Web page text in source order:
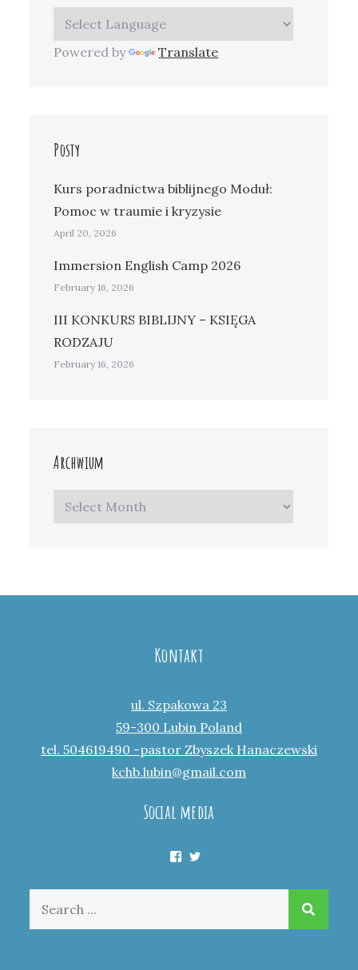
Powered by Translate
Posty
Kurs poradnictwa biblijnego Moduł:
Pomoc w traumie i kryzysie
April 20, 2026
Immersion English Camp 2026
February 16, 2026
III KONKURS BIBLIJNY – KSIĘGA
RODZAJU
February 16, 2026
Archwium
Archwium
Kontakt
ul. Szpakowa 23
59-300 Lubin Poland
tel. 504619490 -pastor Zbyszek Hanaczewski
kchb.lubin@gmail.com
Social media
Facebook